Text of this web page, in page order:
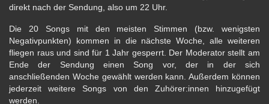
direkt nach der Sendung, also um 22 Uhr.
Die 20 Songs mit den meisten Stimmen (bzw. wenigsten
Negativpunkten) kommen in die nächste Woche, alle weiteren
fliegen raus und sind für 1 Jahr gesperrt. Der Moderator stellt am
Ende der Sendung einen Song vor, der in der sich
anschließenden Woche gewählt werden kann. Außerdem können
jederzeit weitere Songs von den Zuhörer:innen hinzugefügt
werden.